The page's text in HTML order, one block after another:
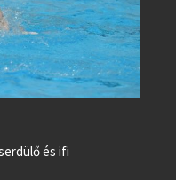
és ifi